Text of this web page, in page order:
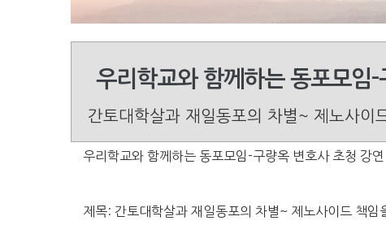
우리학교와 함께하는 동포모임
간토대학살과 재일동포의 차별~ 제노사이
우리학교와 함께하는 동포모임-구량옥 변호사 초청 강연
제목: 간토대학살과 재일동포의 차별~ 제노사이드 책임